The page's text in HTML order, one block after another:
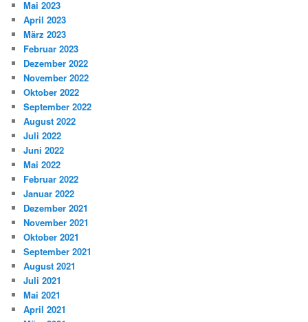
Mai 2023
April 2023
März 2023
Februar 2023
Dezember 2022
November 2022
Oktober 2022
September 2022
August 2022
Juli 2022
Juni 2022
Mai 2022
Februar 2022
Januar 2022
Dezember 2021
November 2021
Oktober 2021
September 2021
August 2021
Juli 2021
Mai 2021
April 2021